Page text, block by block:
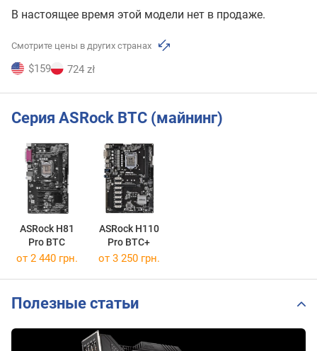
В настоящее время этой модели нет в продаже.
Смотрите цены в других странах
$159 724 zł
Серия ASRock BTC (майнинг)
ASRock H81
Pro BTC
ASRock H110
Pro BTC+
от 2 440 грн. от 3 250 грн.
Полезные статьи